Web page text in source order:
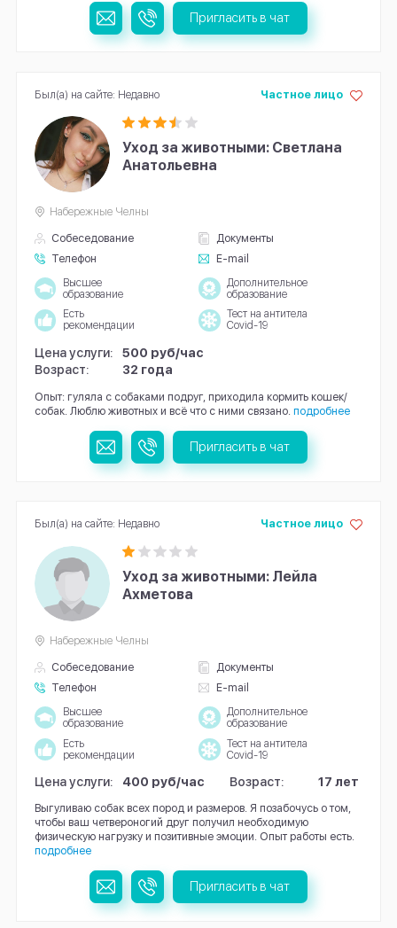
Пригласить в чат
Уход за животными: Светлана
Анатольевна
Собеседование
Документы
Телефон
E-mail
Частное лицо
Набережные Челны
Высшее
образование
Дополнительное
образование
Есть
рекомендации
Тест на антитела
Covid-19
Цена услуги:
500 руб/час
Возраст:
32 года
Опыт: гуляла с собаками подруг, приходила кормить кошек/
собак. Люблю животных и всё что с ними связано. подробнее
Был(а) на сайте: Недавно
Пригласить в чат
Уход за животными: Лейла
Ахметова
Собеседование
Документы
Телефон
E-mail
Частное лицо
Набережные Челны
Высшее
образование
Дополнительное
образование
Есть
рекомендации
Тест на антитела
Covid-19
Цена услуги: 400 руб/час Возраст: 17 лет
Выгуливаю собак всех пород и размеров. Я позабочусь о том,
чтобы ваш четвероногий друг получил необходимую
физическую нагрузку и позитивные эмоции. Опыт работы есть.
подробнее
Был(а) на сайте: Недавно
Пригласить в чат